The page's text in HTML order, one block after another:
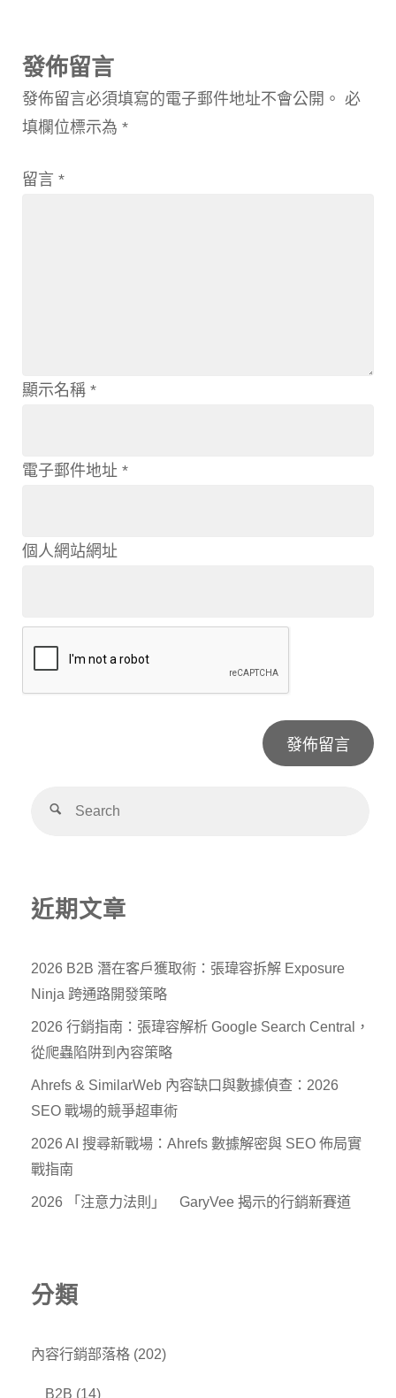
發佈留言
發佈留言必須填寫的電子郵件地址不會公開。 必
填欄位標示為 *
留言 *
顯示名稱 *
電子郵件地址 *
個人網站網址
近期文章
2026 B2B 潛在客戶獲取術：張瑋容拆解 Exposure
Ninja 跨通路開發策略
2026 行銷指南：張瑋容解析 Google Search Central，
從爬蟲陷阱到內容策略
Ahrefs & SimilarWeb 內容缺口與數據偵查：2026
SEO 戰場的競爭超車術
2026 AI 搜尋新戰場：Ahrefs 數據解密與 SEO 佈局實
戰指南
2026 「注意力法則」 GaryVee 揭示的行銷新賽道
分類
內容行銷部落格 (202)
B2B (14)